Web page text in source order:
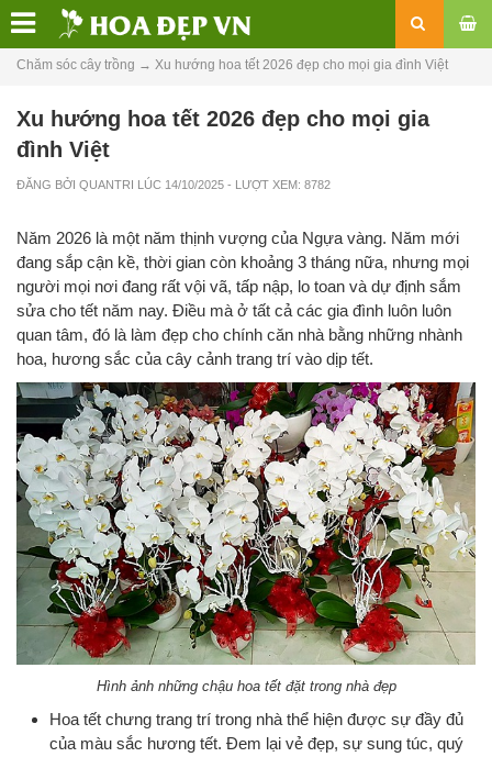
Chăm sóc cây trồng → Xu hướng hoa tết 2026 đẹp cho mọi gia đình Việt
Xu hướng hoa tết 2026 đẹp cho mọi gia
đình Việt
ĐĂNG BỞI QUANTRI LÚC 14/10/2025 - LƯỢT XEM: 8782
Năm 2026 là một năm thịnh vượng của Ngựa vàng. Năm mới
đang sắp cận kề, thời gian còn khoảng 3 tháng nữa, nhưng mọi
người mọi nơi đang rất vội vã, tấp nập, lo toan và dự định sắm
sửa cho tết năm nay. Điều mà ở tất cả các gia đình luôn luôn
quan tâm, đó là làm đẹp cho chính căn nhà bằng những nhành
hoa, hương sắc của cây cảnh trang trí vào dịp tết.
Hình ảnh những chậu hoa tết đặt trong nhà đẹp
Hoa tết chưng trang trí trong nhà thể hiện được sự đầy đủ
của màu sắc hương tết. Đem lại vẻ đẹp, sự sung túc, quý